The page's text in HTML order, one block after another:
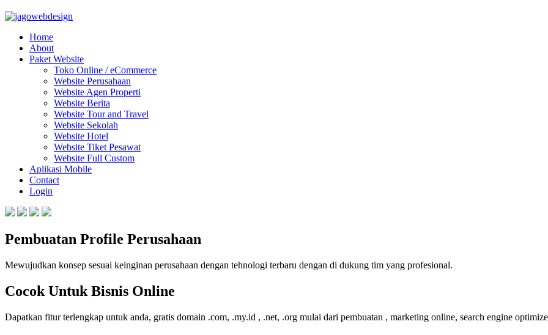
Home
About
Paket Website
Toko Online / eCommerce
Website Perusahaan
Website Agen Properti
Website Berita
Website Tour and Travel
Website Sekolah
Website Hotel
Website Tiket Pesawat
Website Full Custom
Aplikasi Mobile
Contact
Login
Pembuatan Profile Perusahaan
Mewujudkan konsep sesuai keinginan perusahaan dengan tehnologi terbaru dengan di dukung tim yang profesional.
Cocok Untuk Bisnis Online
Dapatkan fitur terlengkap untuk anda, gratis domain .com, .my.id , .net, .org mulai dari pembuatan , marketing online, search engine